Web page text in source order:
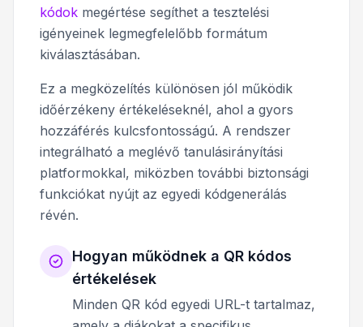
kódok megértése segíthet a tesztelési
igényeinek legmegfelelőbb formátum
kiválasztásában.
Ez a megközelítés különösen jól működik
időérzékeny értékeléseknél, ahol a gyors
hozzáférés kulcsfontosságú. A rendszer
integrálható a meglévő tanulásirányítási
platformokkal, miközben további biztonsági
funkciókat nyújt az egyedi kódgenerálás
révén.
Hogyan működnek a QR kódos
értékelések
Minden QR kód egyedi URL-t tartalmaz,